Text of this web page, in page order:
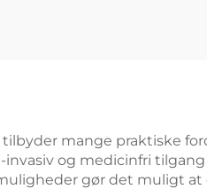
mange praktiske
og medicinfri
gør det muligt